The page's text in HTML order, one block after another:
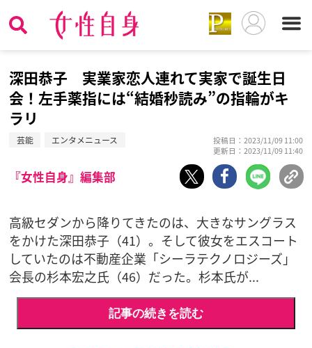
深田恭子 実業家恋人連れて実家で誕生日
会！左手薬指には“結婚秒読み”の指輪がキ
ラリ
芸能 エンタメニュース
投稿日：2023/11/09 11:00
更新日：2023/11/09 11:40
『女性自身』編集部
高級セダンから降りてきたのは、大きなサングラス
をかけた深田恭子（41）。そして彼女をエスコート
していたのは不動産企業「シーラテクノロジーズ」
会長の杉本宏之氏（46）だった。杉本氏が...
記事の続きを読む